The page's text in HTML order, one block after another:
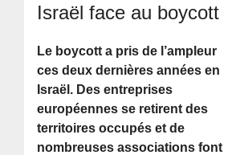
Israël face au boycott
Le boycott a pris de l’ampleur
ces deux dernières années en
Israël. Des entreprises
européennes se retirent des
territoires occupés et de
nombreuses associations font